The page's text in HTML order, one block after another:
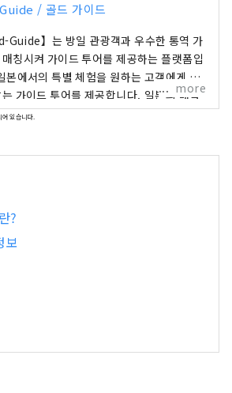
/ 골드 가이드
Guide】는 방일 관광객과 우수한 통역 가
칭시켜 가이드 투어를 제공하는 플랫폼입
본에서의 특별 체험을 원하는 고객에게 추
가이드 투어를 제공합니다. 일본의 매력
여러분에게
more
있습니다.
?
보